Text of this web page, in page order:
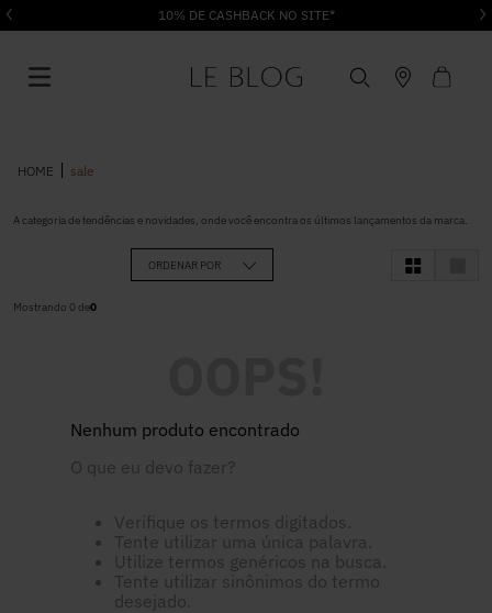
10% DE CASHBACK NO SITE*
sale
A categoria de tendências e novidades, onde você encontra os últimos lançamentos da marca.
ORDENAR POR
Mostrando 0 de0
Nenhum produto encontrado
O que eu devo fazer?
Verifique os termos digitados.
Tente utilizar uma única palavra.
Utilize termos genéricos na busca.
Tente utilizar sinônimos do termo
desejado.
Vestido
2 º
Calça
Colete